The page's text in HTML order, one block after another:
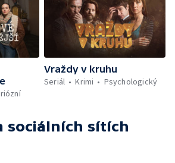
Vraždy v kruhu
Seriál
Krimi Psychologický
sociálních sítích